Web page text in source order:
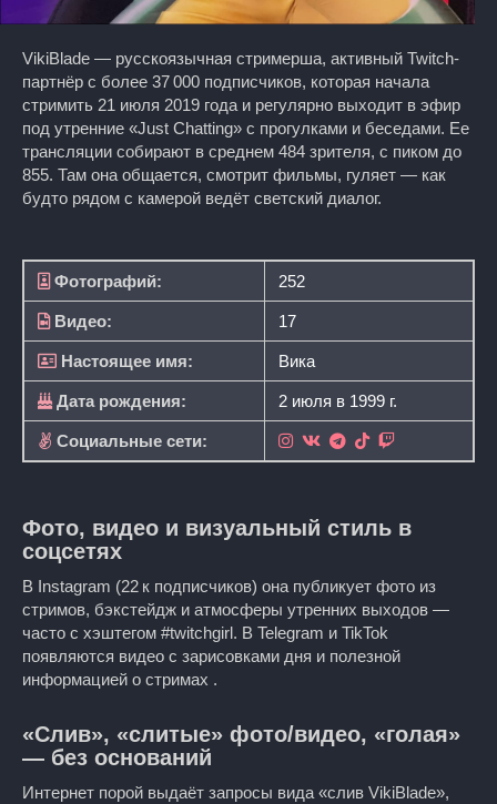
VikiBlade — русскоязычная стримерша, активный Twitch-
партнёр с более 37 000 подписчиков, которая начала
стримить 21 июля 2019 года и регулярно выходит в эфир
под утренние «Just Chatting» с прогулками и беседами. Ее
трансляции собирают в среднем 484 зрителя, с пиком до
855. Там она общается, смотрит фильмы, гуляет — как
будто рядом с камерой ведёт светский диалог.
Фотографий: 252
Видео: 17
Настоящее имя: Вика
Дата рождения: 2 июля в 1999 г.
Социальные сети:
Фото, видео и визуальный стиль в
соцсетях
В Instagram (22 к подписчиков) она публикует фото из
стримов, бэкстейдж и атмосферы утренних выходов —
часто с хэштегом #twitchgirl. В Telegram и TikTok
появляются видео с зарисовками дня и полезной
информацией о стримах .
«Слив», «слитые» фото/видео, «голая»
— без оснований
Интернет порой выдаёт запросы вида «слив VikiBlade»,